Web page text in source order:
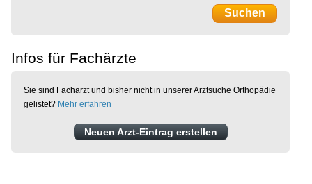
Infos für Fachärzte
Sie sind Facharzt und bisher nicht in unserer Arztsuche Orthopädie
gelistet? Mehr erfahren
Neuen Arzt-Eintrag erstellen